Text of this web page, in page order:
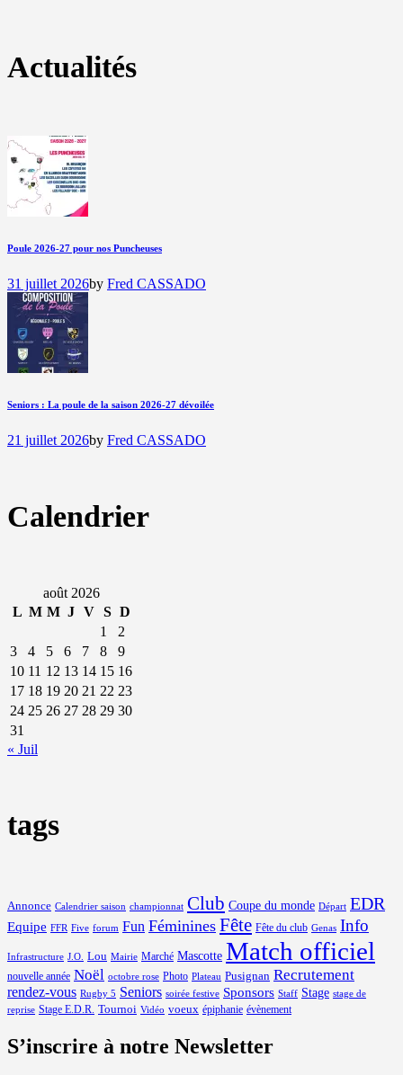
Actualités
Poule 2026-27 pour nos Puncheuses
31 juillet 2026by Fred CASSADO
Seniors : La poule de la saison 2026-27 dévoilée
21 juillet 2026by Fred CASSADO
Calendrier
août 2026
L M M J V S D
1
2
3
4 5 6 7 8
9
10 11 12 13 14 15 16
17 18 19 20 21 22 23
24 25 26 27 28 29 30
31
« Juil
tags
Annonce Calendrier saison championnat Club Coupe du monde Départ EDR
Equipe FFR Five forum Fun Féminines Fête Fête du club Genas Info
Infrastructure J.O. Lou Mairie Marché Mascotte Match officiel
nouvelle année Noël octobre rose Photo Plateau Pusignan Recrutement
rendez-vous Rugby 5 Seniors soirée festive Sponsors Staff Stage stage de
reprise Stage E.D.R. Tournoi Vidéo voeux épiphanie évènement
S’inscrire à notre Newsletter